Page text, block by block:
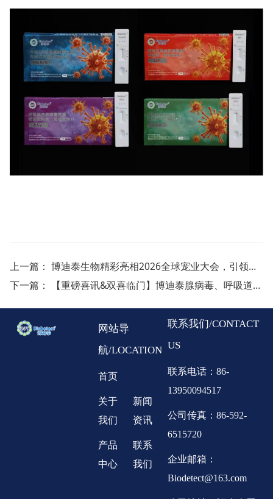
上一篇： 博迪泰生物精彩亮相2026全球宠业大会，引领宠物健康新未来
下一篇：
【重磅喜讯&双喜临门】博迪泰腺病毒、呼吸道合胞病毒抗原检测试剂盒（胶体金法）获批国家医疗器械三类证书！
网站导
航/LOCATION
首页
关于
我们
产品
中心
新闻
资讯
联系
我们
联系我们/CONTACT
US
联系电话：86-
13950094517
公司传真：86-592-
6515720
企业邮箱：
Biodetect@163.com